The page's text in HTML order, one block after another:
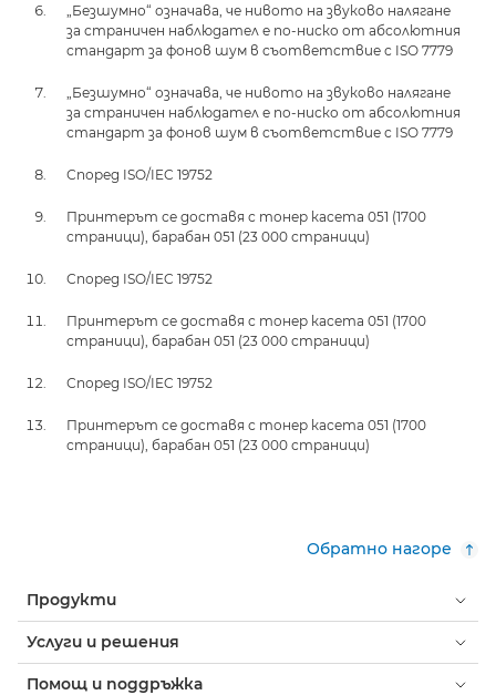
„Безшумно“ означава, че нивото на звуково налягане
за страничен наблюдател е по-ниско от абсолютния
стандарт за фонов шум в съответствие с ISO 7779
„Безшумно“ означава, че нивото на звуково налягане
за страничен наблюдател е по-ниско от абсолютния
стандарт за фонов шум в съответствие с ISO 7779
Според ISO/IEC 19752
Принтерът се доставя с тонер касета 051 (1700
страници), барабан 051 (23 000 страници)
Според ISO/IEC 19752
Принтерът се доставя с тонер касета 051 (1700
страници), барабан 051 (23 000 страници)
Според ISO/IEC 19752
Принтерът се доставя с тонер касета 051 (1700
страници), барабан 051 (23 000 страници)
Обратно нагоре
Продукти
Услуги и решения
Помощ и поддръжка